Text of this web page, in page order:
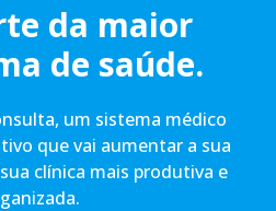
da maior
de saúde.
um sistema médico
que vai aumentar a sua
clínica mais produtiva e